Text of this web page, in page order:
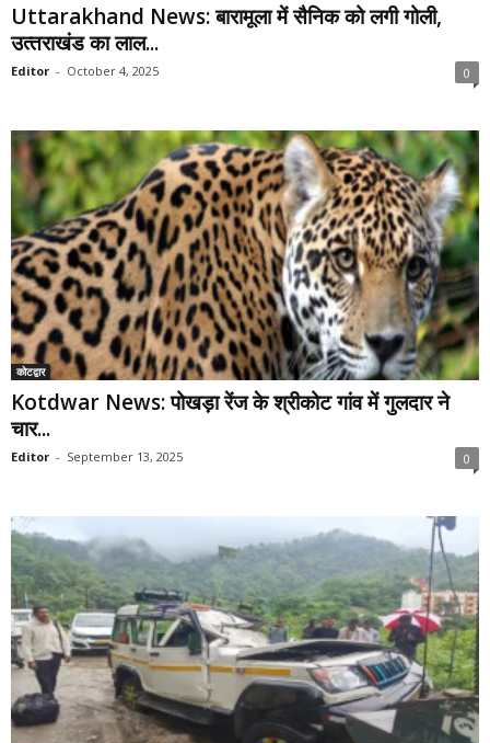
Uttarakhand News: बारामूला में सैनिक को लगी गोली,
उत्‍तराखंड का लाल...
Editor - October 4, 2025 0
कोटद्वार
Kotdwar News: पोखड़ा रेंज के श्रीकोट गांव में गुलदार ने
चार...
Editor - September 13, 2025 0